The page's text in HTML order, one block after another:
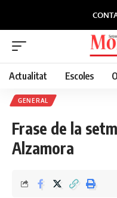
Actualitat Escoles
GENERAL
Frase de la
Alzamora